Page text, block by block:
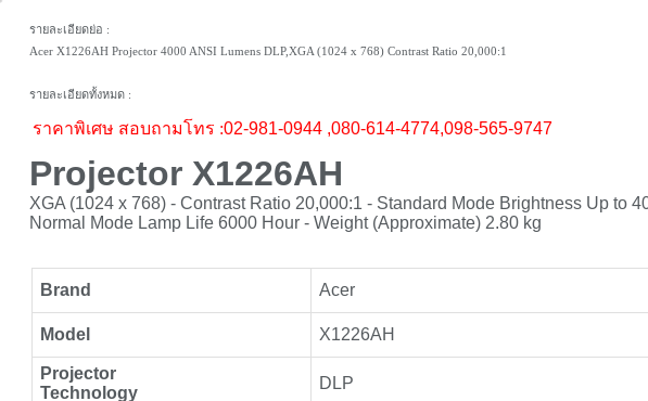
รายละเอียดย่อ :
Acer X1226AH Projector 4000 ANSI Lumens DLP,XGA (1024 x 768) Contrast Ratio 20,000:1
รายละเอียดทั้งหมด :
ราคาพิเศษ สอบถามโทร :02-981-0944 ,080-614-4774,098-565-9747
Projector X1226AH
XGA (1024 x 768) - Contrast Ratio 20,000:1 - Standard Mode Brightness Up to
Normal Mode Lamp Life 6000 Hour - Weight (Approximate) 2.80 kg
Brand Acer
Model X1226AH
Projector
Technology
DLP